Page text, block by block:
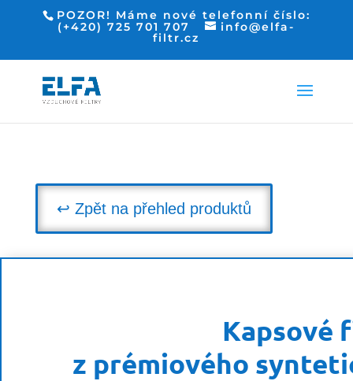
POZOR! Máme nové telefonní číslo:
(+420) 725 701 707
info@elfa-
filtr.cz
↩ Zpět na přehled produktů
Kapsové
z prémiového